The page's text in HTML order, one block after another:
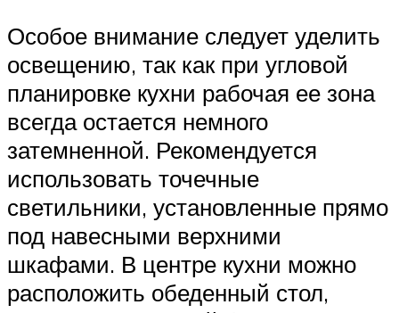
Особое внимание следует уделить
освещению, так как при угловой
планировке кухни рабочая ее зона
всегда остается немного
затемненной. Рекомендуется
использовать точечные
светильники, установленные прямо
под навесными верхними
шкафами. В центре кухни можно
расположить обеденный стол,